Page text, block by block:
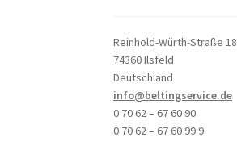
Reinhold-Würth-Straße 18
74360 Ilsfeld
Deutschland
info@beltingservice.de
0 70 62 – 67 60 90
0 70 62 – 67 60 99 9